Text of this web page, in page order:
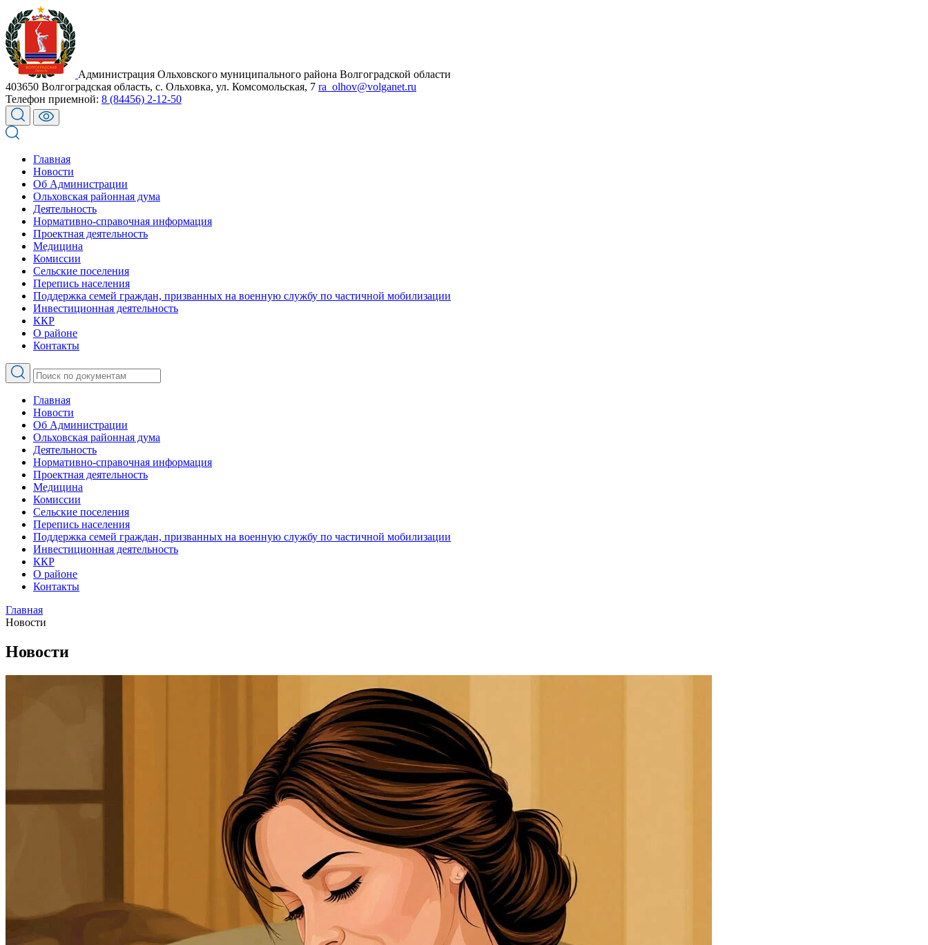
Администрация Ольховского муниципального района Волгоградской области
403650 Волгоградская область, с. Ольховка, ул. Комсомольская, 7 ra_olhov@volganet.ru
Телефон приемной: 8 (84456) 2-12-50
Главная
Новости
Об Администрации
Ольховская районная дума
Деятельность
Нормативно-справочная информация
Проектная деятельность
Медицина
Комиссии
Сельские поселения
Перепись населения
Поддержка семей граждан, призванных на военную службу по частичной мобилизации
Инвестиционная деятельность
ККР
О районе
Контакты
Главная
Новости
Об Администрации
Ольховская районная дума
Деятельность
Нормативно-справочная информация
Проектная деятельность
Медицина
Комиссии
Сельские поселения
Перепись населения
Поддержка семей граждан, призванных на военную службу по частичной мобилизации
Инвестиционная деятельность
ККР
О районе
Контакты
Главная
Новости
Новости